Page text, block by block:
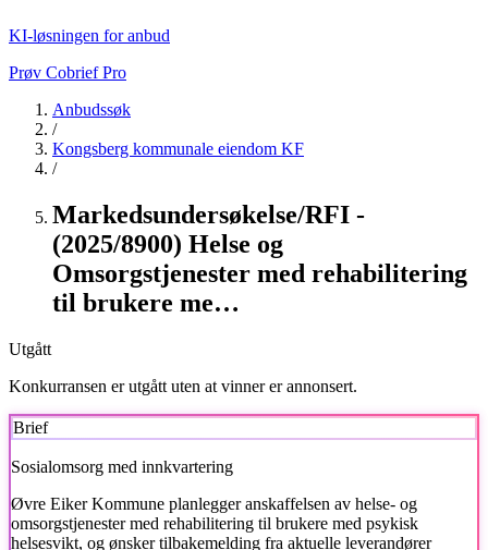
KI-løsningen for anbud
Prøv Cobrief Pro
Anbudssøk
/
Kongsberg kommunale eiendom KF
/
Markedsundersøkelse/RFI -
(2025/8900) Helse og
Omsorgstjenester med rehabilitering
til brukere me…
Utgått
Konkurransen er utgått uten at vinner er annonsert.
Brief
Sosialomsorg med innkvartering
Øvre Eiker Kommune planlegger anskaffelsen av helse- og
omsorgstjenester med rehabilitering til brukere med psykisk
helsesvikt, og ønsker tilbakemelding fra aktuelle leverandører